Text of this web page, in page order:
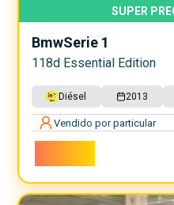
SUPER
BmwSerie 1
118d Essential Edition
Diésel 2013
Vendido por particular